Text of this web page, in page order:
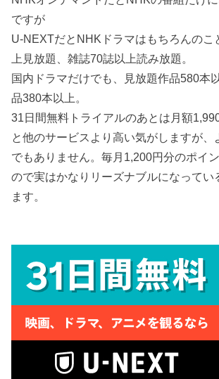
ですが
U-NEXTだとNHKドラマはもちろんのこ
上見放題、雑誌70誌以上読み放題。
国内ドラマだけでも、見放題作品580本
品380本以上。
31日間無料トライアルのあとは月額
と他のサービスより高い気がしますが、
でもありません。毎月1,200円分のポイ
ので実はかなりリーズナブルになってい
ます。